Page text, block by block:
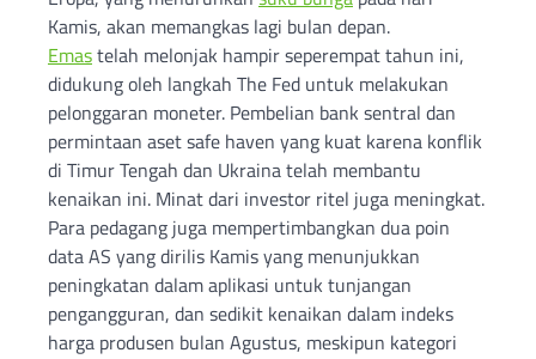
Kamis, akan memangkas lagi bulan depan.
Emastelah melonjak hampir seperempat tahun ini,
didukung oleh langkah The Fed untuk melakukan
pelonggaran moneter. Pembelian bank sentral dan
permintaan aset safe haven yang kuat karena konflik
di Timur Tengah dan Ukraina telah membantu
kenaikan ini. Minat dari investor ritel juga meningkat.
Para pedagang juga mempertimbangkan dua poin
data AS yang dirilis Kamis yang menunjukkan
peningkatan dalam aplikasi untuk tunjangan
pengangguran, dan sedikit kenaikan dalam indeks
harga produsen bulan Agustus, meskipun kategori